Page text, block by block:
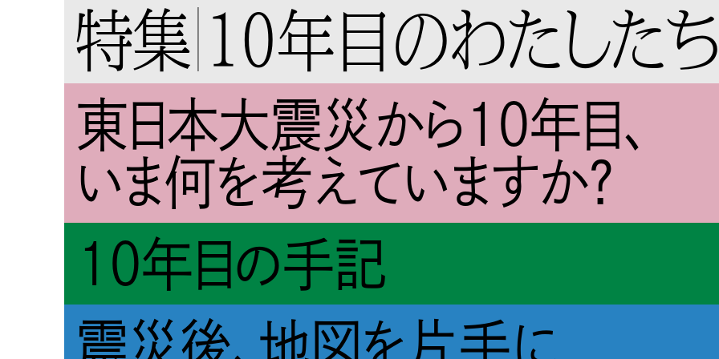
特集 10年目のわたした
東日本大震災から10年目、
いま何を考えていますか？
10年目の手記
震災後、地図を片手に